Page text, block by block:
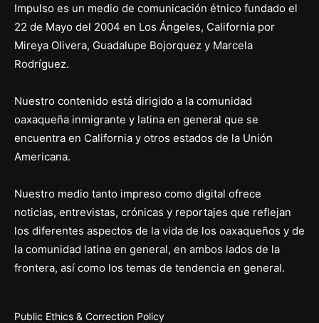
Impulso es un medio de comunicación étnico fundado el
22 de Mayo del 2004 en Los Ángeles, California por
Mireya Olivera, Guadalupe Bojorquez y Marcela
Rodríguez.
Nuestro contenido está dirigido a la comunidad
oaxaqueña inmigrante y latina en general que se
encuentra en California y otros estados de la Unión
Americana.
Nuestro medio tanto impreso como digital ofrece
noticias, entrevistas, crónicas y reportajes que reflejan
los diferentes aspectos de la vida de los oaxaqueños y de
la comunidad latina en general, en ambos lados de la
frontera, así como los temas de tendencia en general.
Public Ethics & Correction Policy